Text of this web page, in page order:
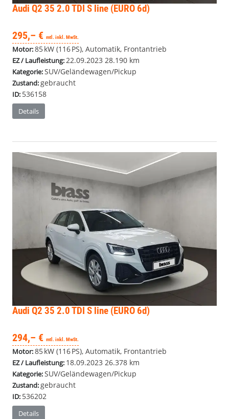
Audi Q2 35 2.0 TDI S line (EURO 6d)
295,– € mtl. inkl. MwSt.
Motor:85 kW (116 PS), Automatik, Frontantrieb
EZ / Laufleistung: 22.09.2023 28.190 km
Kategorie:SUV/Geländewagen/Pickup
Zustand: gebraucht
ID: 536158
Details
Audi Q2 35 2.0 TDI S line (EURO 6d)
294,– € mtl. inkl. MwSt.
Motor:85 kW (116 PS), Automatik, Frontantrieb
EZ / Laufleistung: 18.09.2023 26.378 km
Kategorie:SUV/Geländewagen/Pickup
Zustand: gebraucht
ID: 536202
Details